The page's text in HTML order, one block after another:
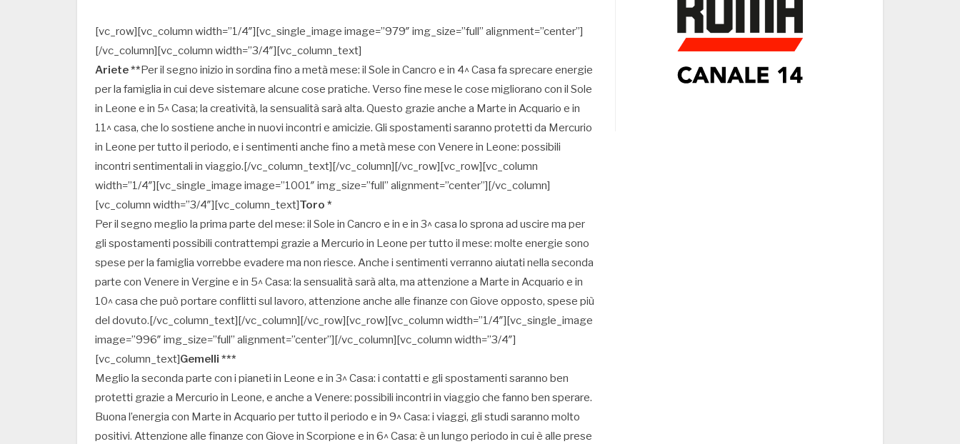
[vc_row][vc_column width=”1/4″][vc_single_image image=”979″ img_size=”full” alignment=”center”]
[/vc_column][vc_column width=”3/4″][vc_column_text]
Ariete ** Per il segno inizio in sordina fino a metà mese: il Sole in Cancro e in 4^ Casa fa sprecare energie
per la famiglia in cui deve sistemare alcune cose pratiche. Verso fine mese le cose migliorano con il Sole
in Leone e in 5^ Casa; la creatività, la sensualità sarà alta. Questo grazie anche a Marte in Acquario e in
11^ casa, che lo sostiene anche in nuovi incontri e amicizie. Gli spostamenti saranno protetti da Mercurio
in Leone per tutto il periodo, e i sentimenti anche fino a metà mese con Venere in Leone: possibili
incontri sentimentali in viaggio.[/vc_column_text][/vc_column][/vc_row][vc_row][vc_column
width=”1/4″][vc_single_image image=”1001″ img_size=”full” alignment=”center”][/vc_column]
[vc_column width=”3/4″][vc_column_text]Toro *
Per il segno meglio la prima parte del mese: il Sole in Cancro e in e in 3^ casa lo sprona ad uscire ma per
gli spostamenti possibili contrattempi grazie a Mercurio in Leone per tutto il mese: molte energie sono
spese per la famiglia vorrebbe evadere ma non riesce. Anche i sentimenti verranno aiutati nella seconda
parte con Venere in Vergine e in 5^ Casa: la sensualità sarà alta, ma attenzione a Marte in Acquario e in
10^ casa che può portare conflitti sul lavoro, attenzione anche alle finanze con Giove opposto, spese più
del dovuto.[/vc_column_text][/vc_column][/vc_row][vc_row][vc_column width=”1/4″][vc_single_image
image=”996″ img_size=”full” alignment=”center”][/vc_column][vc_column width=”3/4″]
[vc_column_text]Gemelli ***
Meglio la seconda parte con i pianeti in Leone e in 3^ Casa: i contatti e gli spostamenti saranno ben
protetti grazie a Mercurio in Leone, e anche a Venere: possibili incontri in viaggio che fanno ben sperare.
Buona l’energia con Marte in Acquario per tutto il periodo e in 9^ Casa: i viaggi, gli studi saranno molto
positivi. Attenzione alle finanze con Giove in Scorpione e in 6^ Casa: è un lungo periodo in cui è alle prese